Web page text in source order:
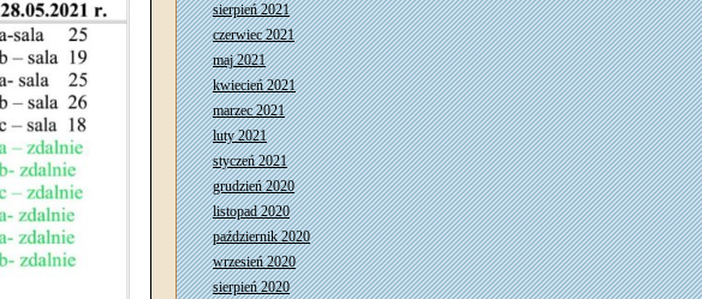
sierpień 2021
czerwiec 2021
maj 2021
kwiecień 2021
marzec 2021
luty 2021
styczeń 2021
grudzień 2020
listopad 2020
październik 2020
wrzesień 2020
sierpień 2020